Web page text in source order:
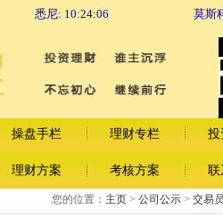
悉尼: 10:24:06 莫斯
操盘手栏 理财专栏 投
理财方案 考核方案 联
您的位置： 主页 > 公司公示 > 交易